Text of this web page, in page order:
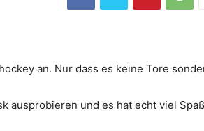
an. Nur dass es keine Tore
ausprobieren und es hat echt viel